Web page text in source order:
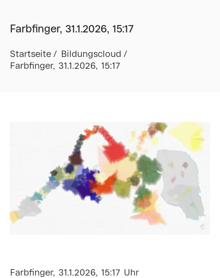
Farbfinger, 31.1.2026, 15:17
Startseite
Bildungscloud
Farbfinger, 31.1.2026, 15:17
Farbfinger, 31.1.2026, 15:17 Uhr